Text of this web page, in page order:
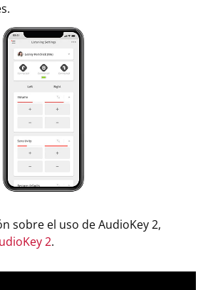
sobre el uso de AudioKey 2,
2.